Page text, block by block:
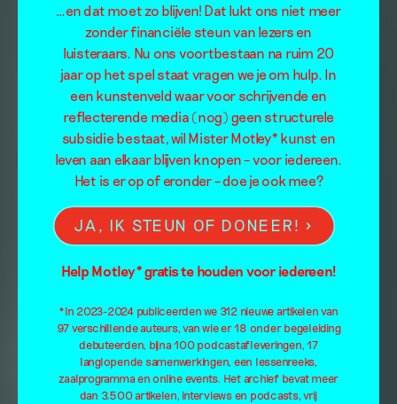
…en dat moet zo blijven! Dat lukt ons niet meer
zonder financiële steun van lezers en
luisteraars. Nu ons voortbestaan na ruim 20
jaar op het spel staat vragen we je om hulp. In
een kunstenveld waar voor schrijvende en
reflecterende media (nog) geen structurele
subsidie bestaat, wil Mister Motley* kunst en
leven aan elkaar blijven knopen – voor iedereen.
Het is er op of eronder – doe je ook mee?
JA, IK STEUN OF DONEER!
Help Motley* gratis te houden voor iedereen!
*In 2023-2024 publiceerden we 312 nieuwe artikelen van
97 verschillende auteurs, van wie er 18 onder begeleiding
debuteerden, bijna 100 podcastafleveringen, 17
langlopende samenwerkingen, een lessenreeks,
zaalprogramma en online events. Het archief bevat meer
dan 3.500 artikelen, interviews en podcasts, vrij